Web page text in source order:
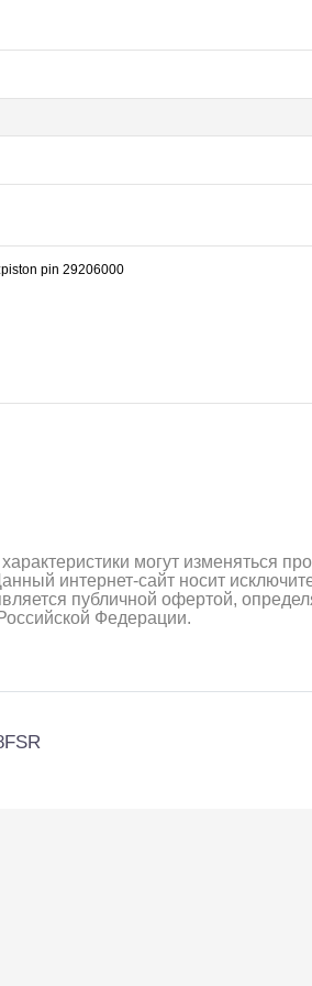
сборки
Машины с
pin 29206000
могут изменяться
интернет-сайт носит
публичной офертой,
Федерации.